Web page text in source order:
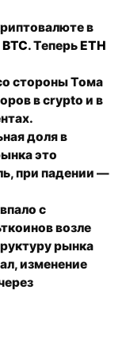
в
BTC. ТеперьETH
стороны Тома
в crypto и в
доля в
это
при падении —
с
возле
рынка
изменение